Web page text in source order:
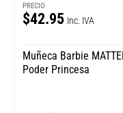
PRECIO
$42.95 Inc. IVA
Muñeca Barbie
Poder Princesa